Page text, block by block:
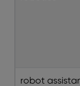
robot